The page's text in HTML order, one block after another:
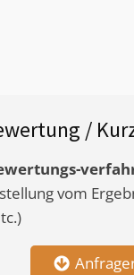
/
vom